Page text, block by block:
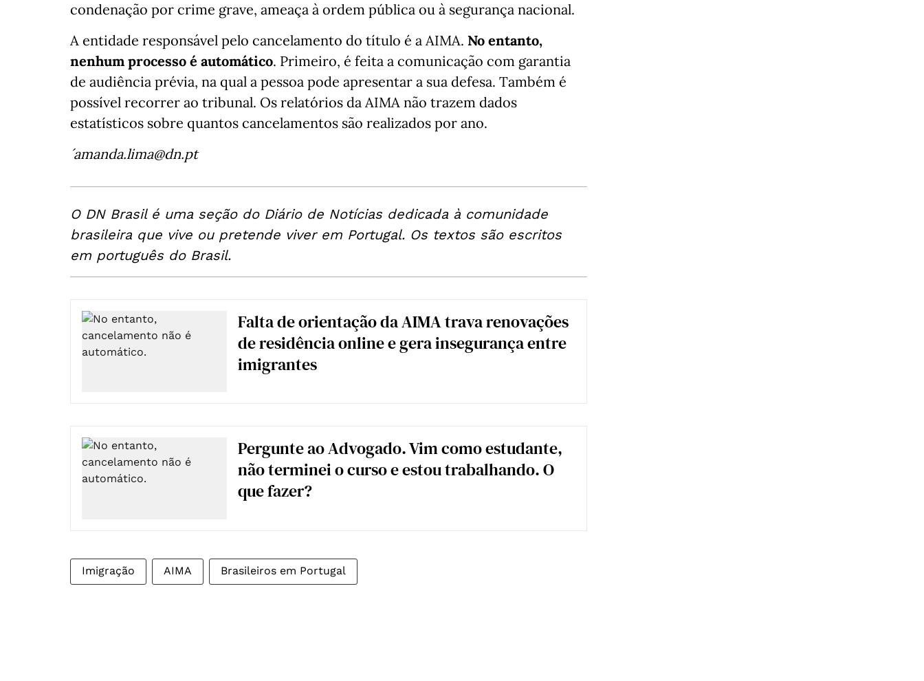
condenação por crime grave, ameaça à ordem pública ou à segurança nacional.
A entidade responsável pelo cancelamento do título é a AIMA. No entanto,
nenhum processo é automático. Primeiro, é feita a comunicação com garantia
de audiência prévia, na qual a pessoa pode apresentar a sua defesa. Também é
possível recorrer ao tribunal. Os relatórios da AIMA não trazem dados
estatísticos sobre quantos cancelamentos são realizados por ano.
´amanda.lima@dn.pt
O DN Brasil é uma seção do Diário de Notícias dedicada à comunidade
brasileira que vive ou pretende viver em Portugal. Os textos são escritos
em português do Brasil.
Falta de orientação da AIMA trava renovações
de residência online e gera insegurança entre
imigrantes
Pergunte ao Advogado. Vim como estudante,
não terminei o curso e estou trabalhando. O
que fazer?
Imigração AIMA Brasileiros em Portugal